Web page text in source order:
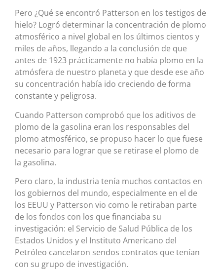
Pero ¿Qué se encontró Patterson en los testigos de
hielo? Logró determinar la concentración de plomo
atmosférico a nivel global en los últimos cientos y
miles de años, llegando a la conclusión de que
antes de 1923 prácticamente no había plomo en la
atmósfera de nuestro planeta y que desde ese año
su concentración había ido creciendo de forma
constante y peligrosa.
Cuando Patterson comprobó que los aditivos de
plomo de la gasolina eran los responsables del
plomo atmosférico, se propuso hacer lo que fuese
necesario para lograr que se retirase el plomo de
la gasolina.
Pero claro, la industria tenía muchos contactos en
los gobiernos del mundo, especialmente en el de
los EEUU y Patterson vio como le retiraban parte
de los fondos con los que financiaba su
investigación: el Servicio de Salud Pública de los
Estados Unidos y el Instituto Americano del
Petróleo cancelaron sendos contratos que tenían
con su grupo de investigación.